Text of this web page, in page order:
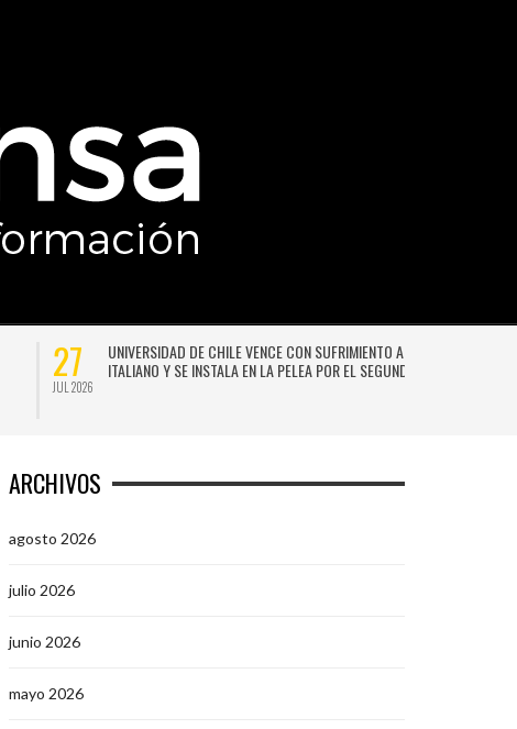
27
JUL 2026
UNIVERSIDAD DE CHILE VENCE CON SUFRIMIENTO A AUDAX
ITALIANO Y SE INSTALA EN LA PELEA POR EL SEGUNDO LUGAR
ARCHIVOS
agosto 2026
julio 2026
junio 2026
mayo 2026